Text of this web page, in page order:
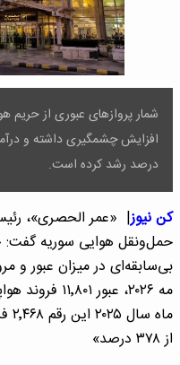
شمار پروازهای عبوری از
درصد رشد کرده است.
کن نیوز| «عمر الحصری»،
حمل‌ونقل هوایی سوریه
بی‌سابقه‌ای در میزان عبور و
مه ۲۰۲۶،
از ۳۷۸ درصد»